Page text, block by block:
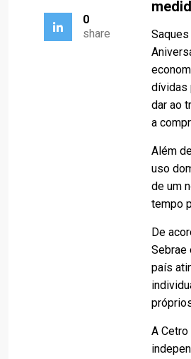
0
share
dívidas
dar ao
a
Além
uso
de um
tempo
De
Sebrae
país
A